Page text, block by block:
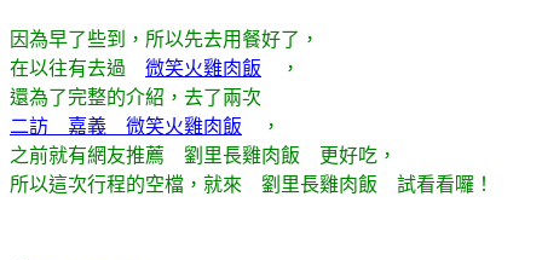
因為早了些到，所以先去用餐好了，
在以往有去過 微笑火雞肉飯 ，
還為了完整的介紹，去了兩次
二訪 嘉義 微笑火雞肉飯 ，
之前就有網友推薦 劉里長雞肉飯 更好吃，
所以這次行程的空檔，就來 劉里長雞肉飯 試看看囉！